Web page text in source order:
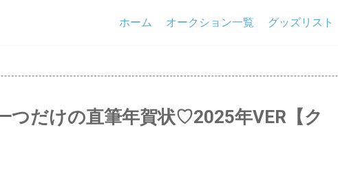
ホーム オークション一覧 グッズリスト
つだけの直筆年賀状♡2025年VER【ク